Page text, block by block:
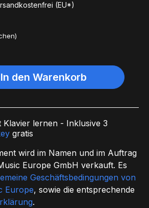
(EU*)
In den Warenkorb
Klavier lernen - Inklusive 3
gratis
wird im Namen und im Auftrag
Europe GmbH verkauft. Es
Geschäftsbedingungen von
Europe, sowie die entsprechende
.